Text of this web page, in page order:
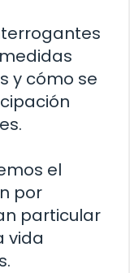
y cómo se
el
por
particular
vida